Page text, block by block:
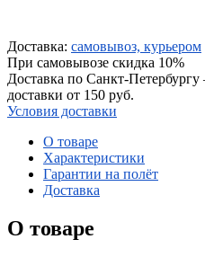
Доставка: самовывоз, курьером
При самовывозе скидка 10%
Доставка по Санкт-Петербургу
доставки от 150 руб.
Условия доставки
О товаре
Характеристики
Гарантии на полёт
Доставка
О товаре